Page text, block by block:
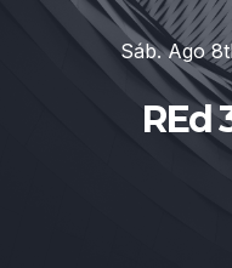
Sáb. Ago
REd